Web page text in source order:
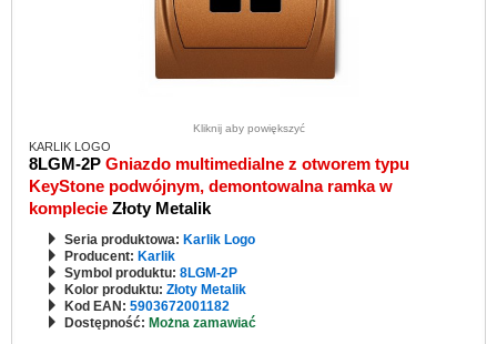
Kliknij aby powiększyć
KARLIK LOGO
8LGM-2P Gniazdo multimedialne z otworem typu
KeyStone podwójnym, demontowalna ramka w
komplecie Złoty Metalik
Seria produktowa: Karlik Logo
Producent: Karlik
Symbol produktu: 8LGM-2P
Kolor produktu: Złoty Metalik
Kod EAN: 5903672001182
Dostępność: Można zamawiać